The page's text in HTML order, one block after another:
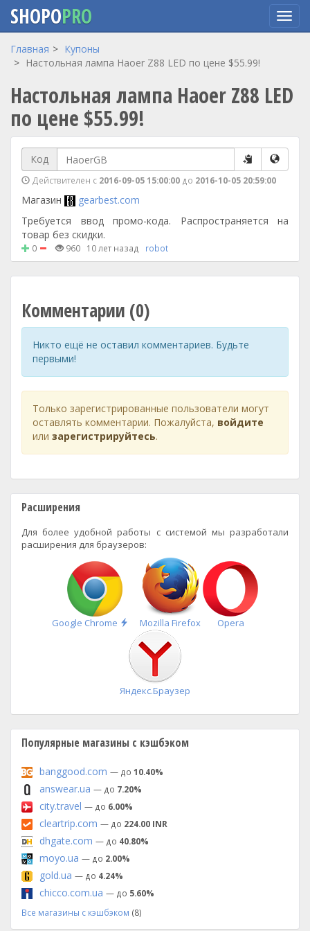
Перейти
содержанию
SHOPOPRO
Главная
Купоны
Настольная лампа Haoer Z88 LED по цене $55.99!
Настольная лампа Haoer Z88 LED
по цене $55.99!
Код
Действителен с 2016-09-05 15:00:00 до 2016-10-05 20:59:00
Магазин
gearbest.com
Требуется ввод промо-кода. Распространяется на
товар без скидки.
0 960 10 лет назад robot
Комментарии (0)
Никто ещё не оставил комментариев. Будьте
первыми!
Только зарегистрированные пользователи могут
оставлять комментарии. Пожалуйста, войдите
или зарегистрируйтесь.
Расширения
Для более удобной работы с системой мы разработали
расширения для браузеров:
Google Chrome
Быстрая
установка
Mozilla Firefox Opera
Яндекс.Браузер
Популярные магазины с кэшбэком
banggood.com — до 10.40%
answear.ua — до 7.20%
city.travel — до 6.00%
cleartrip.com — до 224.00 INR
dhgate.com — до 40.80%
moyo.ua — до 2.00%
gold.ua — до 4.24%
chicco.com.ua — до 5.60%
Все магазины с кэшбэком (8)